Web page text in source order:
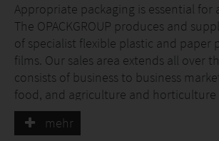
Appropriate packaging is essential for
The OPACKGROUP produces and
of specialist flexible plastic and paper
films. Our sales area extends all over
consists of business to business
food, and agriculture and horticulture
are our technologies: Blow extrusion,
lamination and product conversion.
mehr